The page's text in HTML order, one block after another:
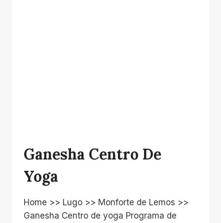
Ganesha Centro De
Yoga
Home >> Lugo >> Monforte de Lemos >>
Ganesha Centro de yoga Programa de